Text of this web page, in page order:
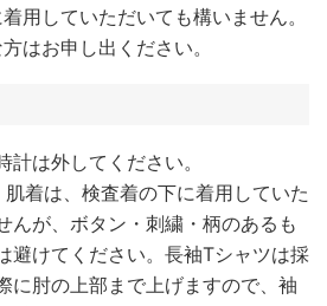
用していただいても構いません。
はお申し出ください。
計は外してください。
着は、検査着の下に着用していた
んが、ボタン・刺繍・柄のあるも
避けてください。長袖Tシャツは採
に肘の上部まで上げますので、袖